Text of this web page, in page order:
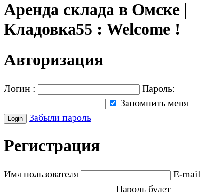
Аренда склада в Омске |
Кладовка55 : Welcome !
Авторизация
Логин :
Пароль:
Запомнить меня
Забыли пароль
Регистрация
Имя пользователя
E-mail
Пароль будет